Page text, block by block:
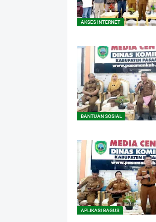
AKSES INTERNET
BANTUAN SOSIAL
APLIKASI BAGUS